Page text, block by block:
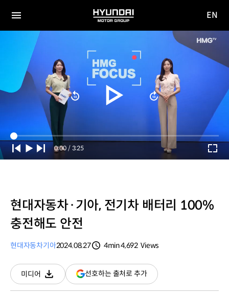
전체
HYUNDAI
MOTOR
사이
EN
Current
Time
0:00 / Duration
3:25
현대자동차·기아, 전기차 배터리 100%
충전해도 안전
현대자동차기아2024.08.27
4min4,692 Views
미디어
다운로드
선호하는 출처로 추가(새
창